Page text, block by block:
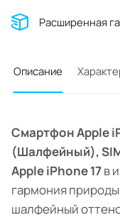
Расширенная
Описание
Смартфон Apple
(Шалфейный),
Apple iPhone 17в
гармония
шалфейный